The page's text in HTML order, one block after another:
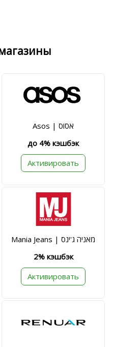
Asos | אסוס
до 4% кэшбэк
Активировать
Mania Jeans | מאניה ג'ינס
2% кэшбэк
Активировать